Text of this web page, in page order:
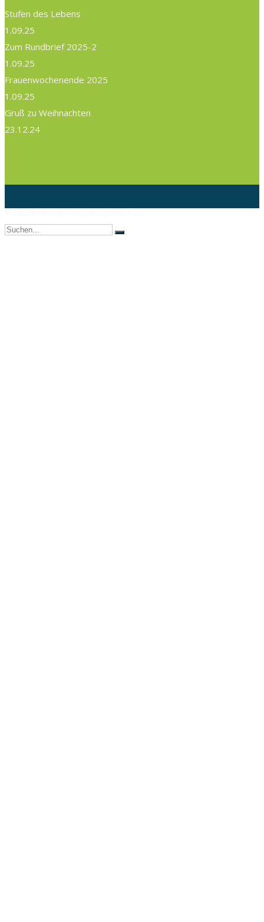
Stufen des Lebens
1.09.25
Zum Rundbrief 2025-2
1.09.25
Frauenwochenende 2025
1.09.25
Gruß zu Weihnachten
23.12.24